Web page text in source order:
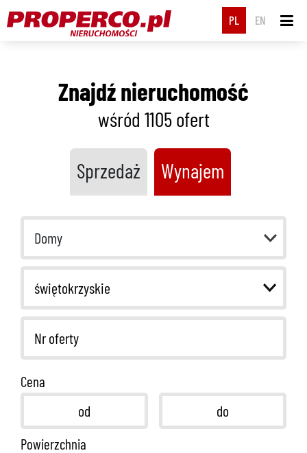
PL EN
Znajdź nieruchomość
wśród 1105ofert
Sprzedaż Wynajem
Domy
Cena
Powierzchnia